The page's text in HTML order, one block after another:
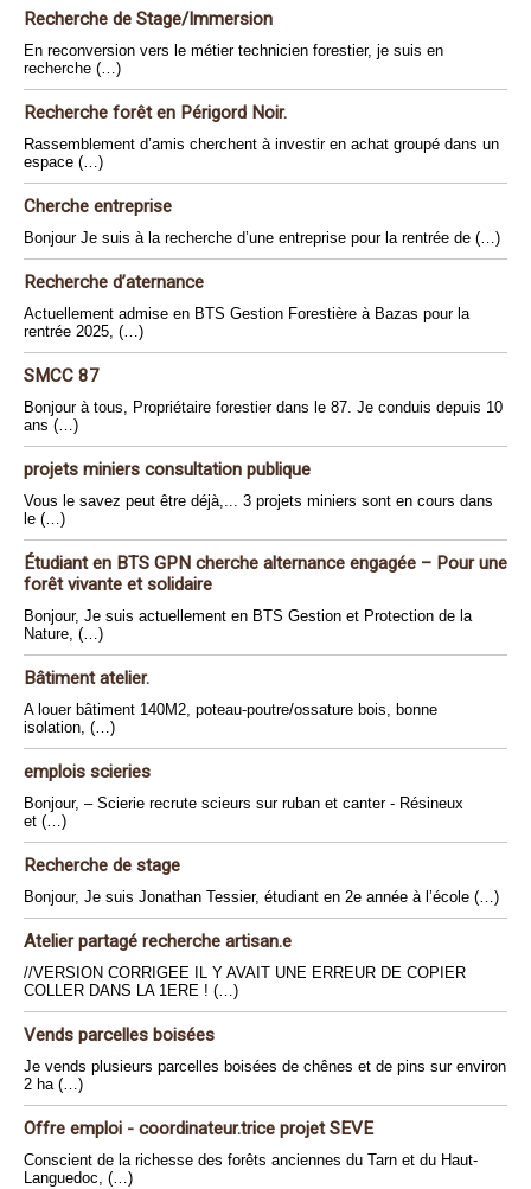
Recherche de Stage/Immersion
En reconversion vers le métier technicien forestier, je suis en
recherche (…)
Recherche forêt en Périgord Noir.
Rassemblement d’amis cherchent à investir en achat groupé dans un
espace (…)
Cherche entreprise
Bonjour Je suis à la recherche d’une entreprise pour la rentrée de (…)
Recherche d’aternance
Actuellement admise en BTS Gestion Forestière à Bazas pour la
rentrée 2025, (…)
SMCC 87
Bonjour à tous, Propriétaire forestier dans le 87. Je conduis depuis 10
ans (…)
projets miniers consultation publique
Vous le savez peut être déjà,... 3 projets miniers sont en cours dans
le (…)
Étudiant en BTS GPN cherche alternance engagée – Pour une
forêt vivante et solidaire
Bonjour, Je suis actuellement en BTS Gestion et Protection de la
Nature, (…)
Bâtiment atelier.
A louer bâtiment 140M2, poteau-poutre/ossature bois, bonne
isolation, (…)
emplois scieries
Bonjour, – Scierie recrute scieurs sur ruban et canter - Résineux
et (…)
Recherche de stage
Bonjour, Je suis Jonathan Tessier, étudiant en 2e année à l’école (…)
Atelier partagé recherche artisan.e
//VERSION CORRIGEE IL Y AVAIT UNE ERREUR DE COPIER
COLLER DANS LA 1ERE ! (…)
Vends parcelles boisées
Je vends plusieurs parcelles boisées de chênes et de pins sur environ
2 ha (…)
Offre emploi - coordinateur.trice projet SEVE
Conscient de la richesse des forêts anciennes du Tarn et du Haut-
Languedoc, (…)